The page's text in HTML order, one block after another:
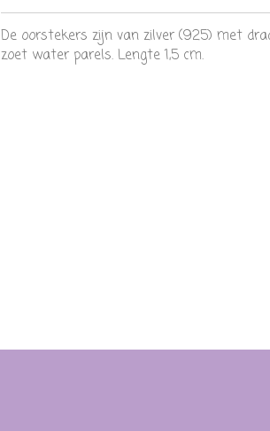
De oorstekers zijn van zilver (925) met
zoet water parels. Lengte 1,5 cm.